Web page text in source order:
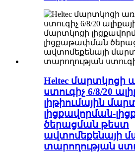
Heltec մարտկոցի
ստուգիչ 6/8/20
լիթիումային
լիցքավորման-
ծերացման թեստ
ավտոմեքենայի
տարողության